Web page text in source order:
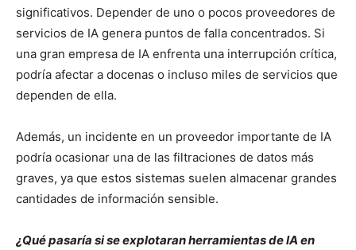
significativos. Depender de uno o pocos proveedores de
servicios de IA genera puntos de falla concentrados. Si
una gran empresa de IA enfrenta una interrupción crítica,
podría afectar a docenas o incluso miles de servicios que
dependen de ella.
Además, un incidente en un proveedor importante de IA
podría ocasionar una de las filtraciones de datos más
graves, ya que estos sistemas suelen almacenar grandes
cantidades de información sensible.
¿Qué pasaría si se explotaran herramientas de IA en